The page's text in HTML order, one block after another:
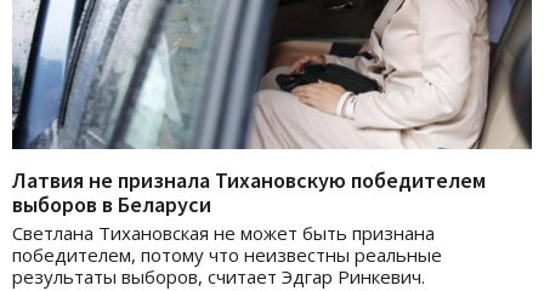
Латвия не признала Тихановскую победителем
выборов в Беларуси
Светлана Тихановская не может быть признана
победителем, потому что неизвестны реальные
результаты выборов, считает Эдгар Ринкевич.